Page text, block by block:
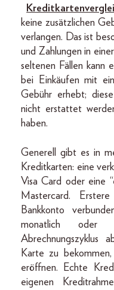
keine zusätzlichen
verlangen. Das ist
und Zahlungen in
seltenen Fällen kann
bei Einkäufen mit
Gebühr erhebt;
nicht erstattet
haben.
Generell gibt es in
Kreditkarten: eine
Visa Card oder eine
Mastercard.
Bankkonto
monatlich
Abrechnungszyklus
Karte zu
eröffnen. Echte
eigenen